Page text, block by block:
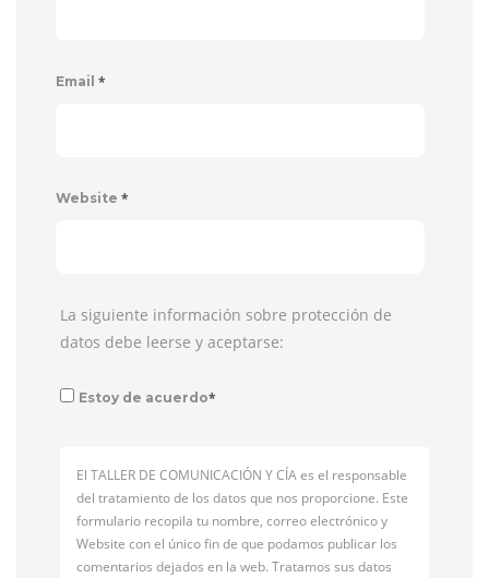
Email *
Website *
La siguiente información sobre protección de
datos debe leerse y aceptarse:
Estoy de acuerdo*
El TALLER DE COMUNICACIÓN Y CÍA es el responsable
del tratamiento de los datos que nos proporcione. Este
formulario recopila tu nombre, correo electrónico y
Website con el único fin de que podamos publicar los
comentarios dejados en la web. Tratamos sus datos